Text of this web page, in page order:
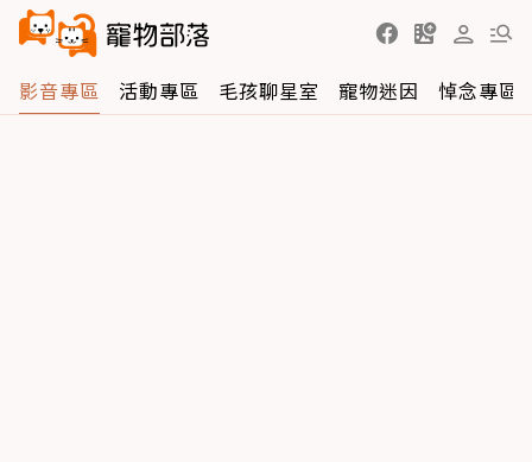
影音專區 活動專區 毛孩聊星室 寵物迷因 悼念專區